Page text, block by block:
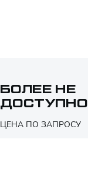
БОЛЕЕ НЕ
ДОСТУПНО
ЦЕНА ПО ЗАПРОСУ